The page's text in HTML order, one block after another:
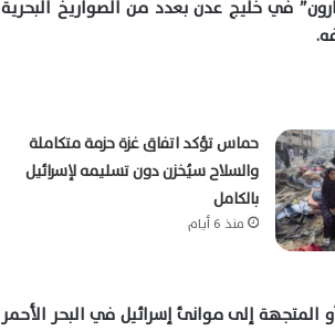
في خليج عدن بعدد من الصواريخ البحرية
حماس تؤكد اتفاق غزة حزمة متكاملة
والسلاح سيُخزن دون تسليمه لإسرائيل
بالكامل
منذ 6 أيام
المتجهة إلى موانئ إسرائيل في البحر الأحمر